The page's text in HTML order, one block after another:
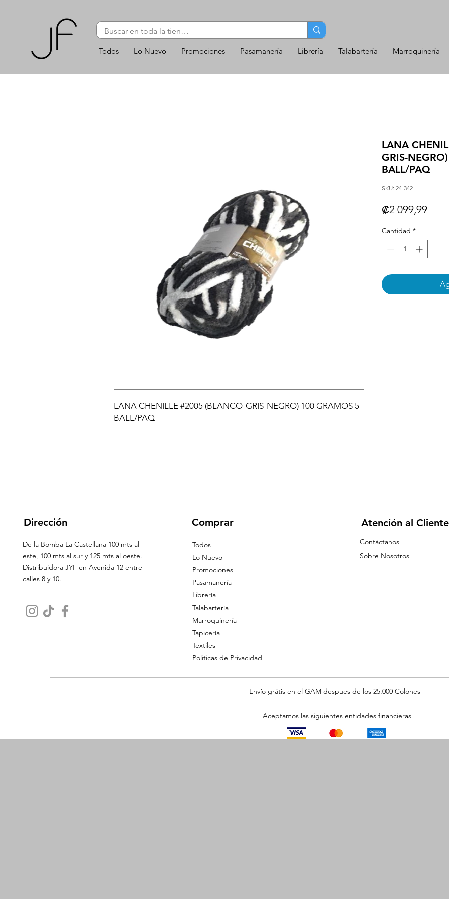
Todos Lo Nuevo Promociones Pasamanería Librería Talabartería Marroquinería
LANA CHENILLE #2005 (BLANCO-GRIS-NEGRO) 100 GRAMOS 5
BALL/PAQ
LANA
GRIS-
BALL/PAQ
SKU: 24-342
₡2 099,99
Cantidad *
Dirección
De la Bomba La Castellana 100 mts al
este, 100 mts al sur y 125 mts al oeste.
Distribuidora JYF en Avenida 12 entre
calles 8 y 10.
Comprar
Todos
Lo Nuevo
Promociones
Pasamanería
Librería
Talabartería
Marroquinería
Tapicería
Textiles
Politicas de Privacidad
Atención al Cliente
Contáctanos
Sobre Nosotros
Envío grátis en el GAM despues de los 25.000 Colones
Aceptamos las siguientes entidades financieras